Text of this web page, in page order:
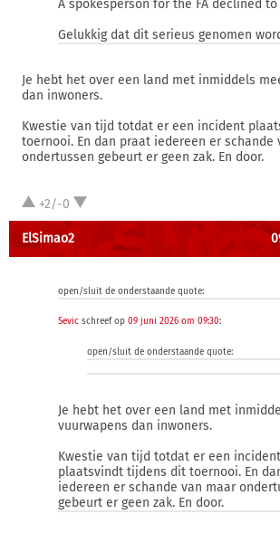
A ⁠spokesperson for the FA declined
Gelukkig dat dit serieus genomen
Je hebt het over een land met inmiddels
dan inwoners.
Kwestie van tijd totdat er een incident
toernooi. En dan praat iedereen er schande
ondertussen gebeurt er geen zak. En door.
+2/-0
ElSimao2
open/sluit de onderstaande quote:
Sevic schreef op 09 juni 2026 om 09:30:
open/sluit de onderstaande quote:
Je hebt het over een land met
vuurwapens dan inwoners.
Kwestie van tijd totdat er een incident
plaatsvindt tijdens dit toernooi. En
iedereen er schande van maar
gebeurt er geen zak. En door.